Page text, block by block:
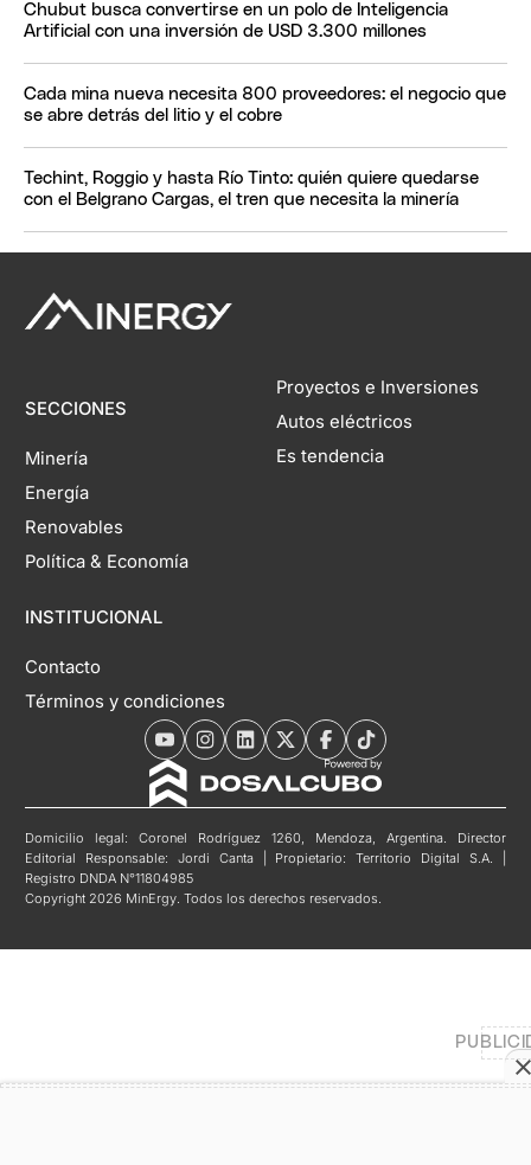
Chubut busca convertirse en un polo de Inteligencia
Artificial con una inversión de USD 3.300 millones
Cada mina nueva necesita 800 proveedores: el negocio que
se abre detrás del litio y el cobre
Techint, Roggio y hasta Río Tinto: quién quiere quedarse
con el Belgrano Cargas, el tren que necesita la minería
SECCIONES
Minería
Energía
Renovables
Política & Economía
INSTITUCIONAL
Contacto
Términos y condiciones
Proyectos e Inversiones
Autos eléctricos
Es tendencia
Domicilio legal: Coronel Rodríguez 1260, Mendoza, Argentina. Director
Editorial Responsable: Jordi Canta | Propietario: Territorio Digital S.A. |
Registro DNDA N°11804985
Copyright 2026 MinErgy. Todos los derechos reservados.